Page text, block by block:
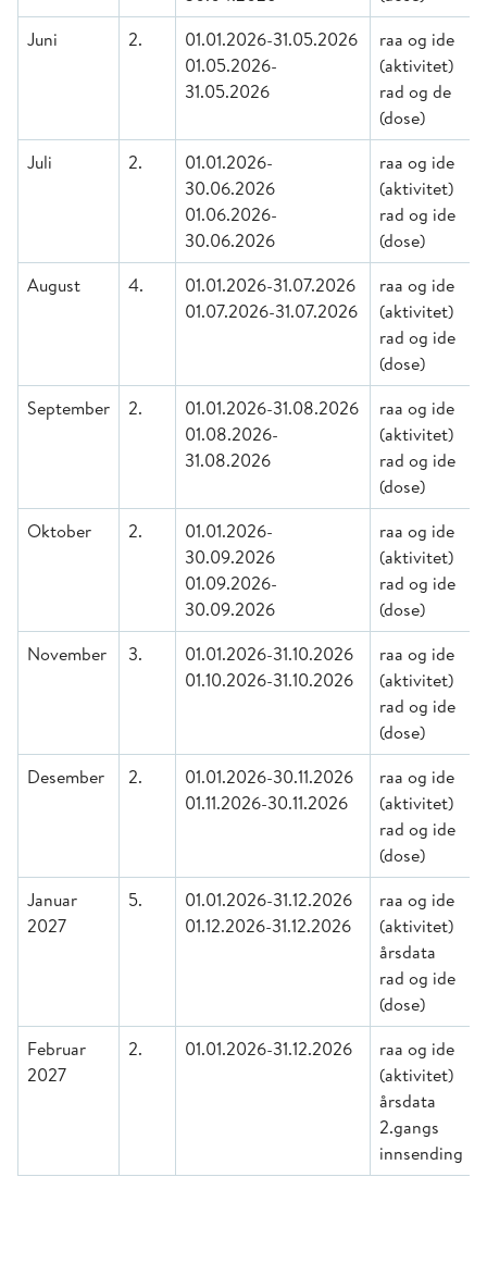
Juni
2.
01.01.2026-31.05.2026
01.05.2026-
31.05.2026
raa og ide
(aktivitet)
rad og de
(dose)
Juli
2.
01.01.2026-
30.06.2026
01.06.2026-
30.06.2026
raa og ide
(aktivitet)
rad og ide
(dose)
August
4.
01.01.2026-31.07.2026
01.07.2026-31.07.2026
raa og ide
(aktivitet)
rad og ide
(dose)
September
2.
01.01.2026-31.08.2026
01.08.2026-
31.08.2026
raa og ide
(aktivitet)
rad og ide
(dose)
Oktober
2.
01.01.2026-
30.09.2026
01.09.2026-
30.09.2026
raa og ide
(aktivitet)
rad og ide
(dose)
November
3.
01.01.2026-31.10.2026
01.10.2026-31.10.2026
raa og ide
(aktivitet)
rad og ide
(dose)
Desember
2.
01.01.2026-30.11.2026
01.11.2026-30.11.2026
raa og ide
(aktivitet)
rad og ide
(dose)
Januar
2027
5.
01.01.2026-31.12.2026
01.12.2026-31.12.2026
raa og ide
(aktivitet)
årsdata
rad og ide
(dose)
Februar
2027
2. 01.01.2026-31.12.2026
raa og ide
(aktivitet)
årsdata
2.gangs
innsending